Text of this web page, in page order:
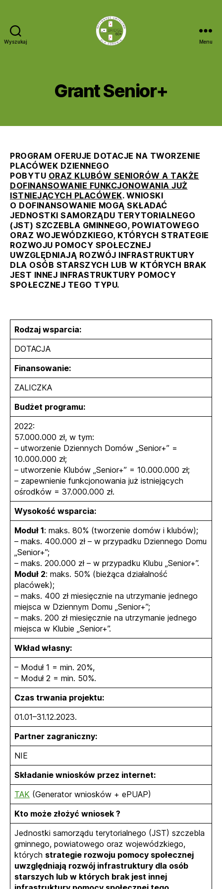
Wyszukaj Menu
Y
Grant Senior+
t
o
in
i
0
2
3
PROGRAM OFERUJE DOTACJE NA TWORZENIE
PLACÓWEK DZIENNEGO
POBYTU ORAZ KLUBÓW SENIORÓW A TAKŻE
DOFINANSOWANIE FUNKCJONOWANIA JUŻ
ISTNIEJĄCYCH PLACÓWEK. WNIOSKI
O DOFINANSOWANIE MOGĄ SKŁADAĆ
JEDNOSTKI SAMORZĄDU TERYTORIALNEGO
(JST) SZCZEBLA GMINNEGO, POWIATOWEGO
ORAZ WOJEWÓDZKIEGO, KTÓRYCH STRATEGIE
ROZWOJU POMOCY SPOŁECZNEJ
UWZGLĘDNIAJĄ ROZWÓJ INFRASTRUKTURY
DLA OSÓB STARSZYCH LUB W KTÓRYCH BRAK
JEST INNEJ INFRASTRUKTURY POMOCY
SPOŁECZNEJ TEGO TYPU.
Rodzaj wsparcia:
DOTACJA
Finansowanie:
ZALICZKA
Budżet programu:
2022:
57.000.000 zł, w tym:
– utworzenie Dziennych Domów „Senior+” =
10.000.000 zł;
– utworzenie Klubów „Senior+” = 10.000.000 zł;
– zapewnienie funkcjonowania już istniejących
ośrodków = 37.000.000 zł.
Wysokość wsparcia:
Moduł 1: maks. 80% (tworzenie domów i klubów);
– maks. 400.000 zł – w przypadku Dziennego Domu
„Senior+”;
– maks. 200.000 zł – w przypadku Klubu „Senior+”.
Moduł 2: maks. 50% (bieżąca działalność
placówek);
– maks. 400 zł miesięcznie na utrzymanie jednego
miejsca w Dziennym Domu „Senior+”;
– maks. 200 zł miesięcznie na utrzymanie jednego
miejsca w Klubie „Senior+”.
Wkład własny:
– Moduł 1 = min. 20%,
– Moduł 2 = min. 50%.
Czas trwania projektu:
01.01–31.12.2023.
Partner zagraniczny:
NIE
Składanie wniosków przez internet:
TAK (Generator wniosków + ePUAP)
Kto może złożyć wniosek ?
Jednostki samorządu terytorialnego (JST) szczebla
gminnego, powiatowego oraz wojewódzkiego,
których strategie rozwoju pomocy społecznej
uwzględniają rozwój infrastruktury dla osób
starszych lub w których brak jest innej